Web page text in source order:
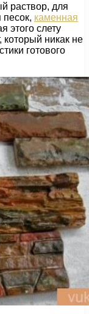
раствор, для
песок, каменная
этого слету
который никак не
готового